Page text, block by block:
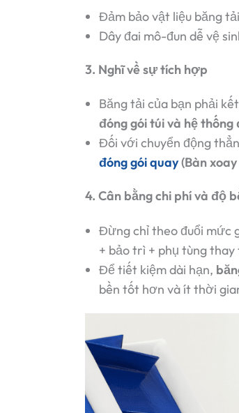
Đảm bảo vật liệu băng
Dây đai mô-đun dễ vệ
3. Nghĩ về sự tích hợp
Băng tải của bạn phải
đóng gói túi và hệ thống
Đối với chuyển động
đóng gói quay(Bàn
4. Cân bằng chi phí và độ
Đừng chỉ theo đuổi mức
+ bảo trì + phụ tùng
Để tiết kiệm dài hạn,
bền tốt hơn và ít thời